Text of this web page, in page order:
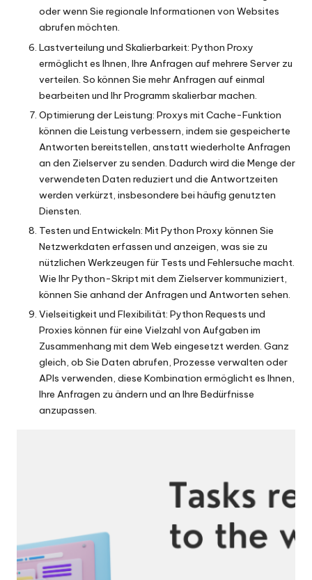
oder wenn Sie regionale Informationen von Websites
abrufen möchten.
Lastverteilung und Skalierbarkeit: Python Proxy
ermöglicht es Ihnen, Ihre Anfragen auf mehrere Server zu
verteilen. So können Sie mehr Anfragen auf einmal
bearbeiten und Ihr Programm skalierbar machen.
Optimierung der Leistung: Proxys mit Cache-Funktion
können die Leistung verbessern, indem sie gespeicherte
Antworten bereitstellen, anstatt wiederholte Anfragen
an den Zielserver zu senden. Dadurch wird die Menge der
verwendeten Daten reduziert und die Antwortzeiten
werden verkürzt, insbesondere bei häufig genutzten
Diensten.
Testen und Entwickeln: Mit Python Proxy können Sie
Netzwerkdaten erfassen und anzeigen, was sie zu
nützlichen Werkzeugen für Tests und Fehlersuche macht.
Wie Ihr Python-Skript mit dem Zielserver kommuniziert,
können Sie anhand der Anfragen und Antworten sehen.
Vielseitigkeit und Flexibilität: Python Requests und
Proxies können für eine Vielzahl von Aufgaben im
Zusammenhang mit dem Web eingesetzt werden. Ganz
gleich, ob Sie Daten abrufen, Prozesse verwalten oder
APIs verwenden, diese Kombination ermöglicht es Ihnen,
Ihre Anfragen zu ändern und an Ihre Bedürfnisse
anzupassen.